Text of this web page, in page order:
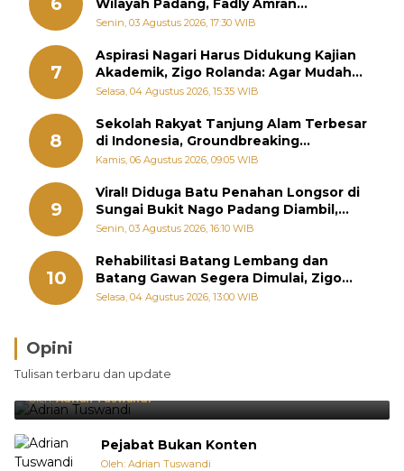
Wilayah Padang, Fadly Amran
Perintahkan OPD Siaga
Senin, 03 Agustus 2026, 17:30 WIB
7
Aspirasi Nagari Harus Didukung Kajian
Akademik, Zigo Rolanda: Agar Mudah
Diperjuangkan di Kementerian
Selasa, 04 Agustus 2026, 15:35 WIB
8
Sekolah Rakyat Tanjung Alam Terbesar
di Indonesia, Groundbreaking
September
Kamis, 06 Agustus 2026, 09:05 WIB
9
Viral! Diduga Batu Penahan Longsor di
Sungai Bukit Nago Padang Diambil,
Warga Khawatir Bencana Terulang
Senin, 03 Agustus 2026, 16:10 WIB
10
Rehabilitasi Batang Lembang dan
Batang Gawan Segera Dimulai, Zigo
Rolanda Pastikan Proyek Berjalan
Selasa, 04 Agustus 2026, 13:00 WIB
Opini
Tulisan terbaru dan update
Brasil Lebih Diunggulkan, tetapi Jepang Selalu
Punya Cara Membuat Kejutan
Oleh:Adrian Tuswandi
Pejabat Bukan Konten
Oleh: Adrian Tuswandi